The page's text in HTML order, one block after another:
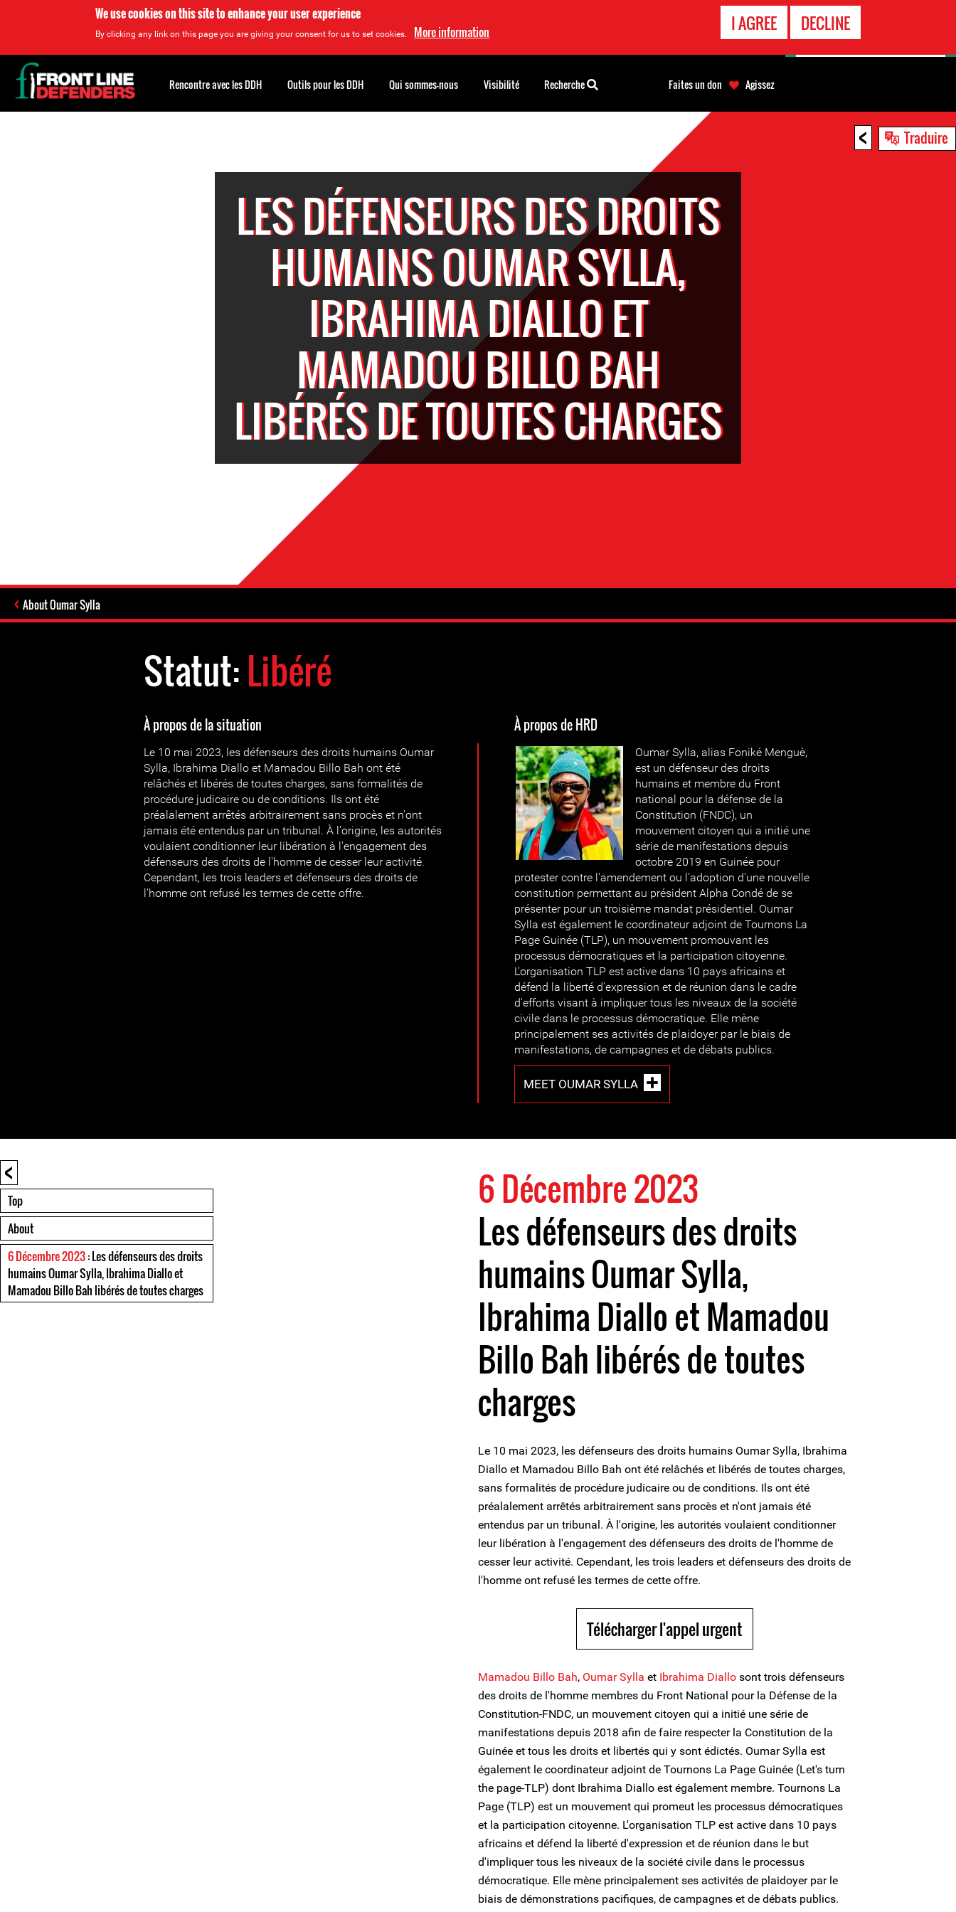
We use cookies on this site to enhance your user experience
By clicking any link on this page you are giving your consent for us to set cookies. More information I AGREE DECLINE
< Traduire
LES DÉFENSEURS DES DROITS
HUMAINS OUMAR SYLLA,
IBRAHIMA DIALLO ET
MAMADOU BILLO BAH
LIBÉRÉS DE TOUTES CHARGES
About Oumar Sylla
Statut:Libéré
À propos de la situation
Le 10 mai 2023, les défenseurs des droits humains Oumar
Sylla, Ibrahima Diallo et Mamadou Billo Bah ont été
relâchés et libérés de toutes charges, sans formalités de
procédure judicaire ou de conditions. Ils ont été
préalalement arrêtés arbitrairement sans procès et n'ont
jamais été entendus par un tribunal. À l'origine, les autorités
voulaient conditionner leur libération à l'engagement des
défenseurs des droits de l'homme de cesser leur activité.
Cependant, les trois leaders et défenseurs des droits de
l'homme ont refusé les termes de cette offre.
À propos de HRD
Oumar Sylla, alias Foniké Menguè,
est un défenseur des droits
humains et membre du Front
national pour la défense de la
Constitution (FNDC), un
mouvement citoyen qui a initié une
série de manifestations depuis
octobre 2019 en Guinée pour
protester contre l'amendement ou l'adoption d'une nouvelle
constitution permettant au président Alpha Condé de se
présenter pour un troisième mandat présidentiel. Oumar
Sylla est également le coordinateur adjoint de Tournons La
Page Guinée (TLP), un mouvement promouvant les
processus démocratiques et la participation citoyenne.
L'organisation TLP est active dans 10 pays africains et
défend la liberté d'expression et de réunion dans le cadre
d'efforts visant à impliquer tous les niveaux de la société
civile dans le processus démocratique. Elle mène
principalement ses activités de plaidoyer par le biais de
manifestations, de campagnes et de débats publics.
MEET OUMAR SYLLA
<
Top
About
6 Décembre 2023: Les défenseurs des droits
humains Oumar Sylla, Ibrahima Diallo et
Mamadou Billo Bah libérés de toutes charges
6 Décembre 2023
Les défenseurs des droits
humains Oumar Sylla,
Ibrahima Diallo et Mamadou
Billo Bah libérés de toutes
charges
Le 10 mai 2023, les défenseurs des droits humains Oumar Sylla, Ibrahima
Diallo et Mamadou Billo Bah ont été relâchés et libérés de toutes charges,
sans formalités de procédure judicaire ou de conditions. Ils ont été
préalalement arrêtés arbitrairement sans procès et n'ont jamais été
entendus par un tribunal. À l'origine, les autorités voulaient conditionner
leur libération à l'engagement des défenseurs des droits de l'homme de
cesser leur activité. Cependant, les trois leaders et défenseurs des droits de
l'homme ont refusé les termes de cette offre.
Télécharger l'appel urgent
Mamadou Billo Bah, Oumar Sylla et Ibrahima Diallo sont trois défenseurs
des droits de l'homme membres du Front National pour la Défense de la
Constitution-FNDC, un mouvement citoyen qui a initié une série de
manifestations depuis 2018 afin de faire respecter la Constitution de la
Guinée et tous les droits et libertés qui y sont édictés. Oumar Sylla est
également le coordinateur adjoint de Tournons La Page Guinée (Let's turn
the page-TLP) dont Ibrahima Diallo est également membre. Tournons La
Page (TLP) est un mouvement qui promeut les processus démocratiques
et la participation citoyenne. L'organisation TLP est active dans 10 pays
africains et défend la liberté d'expression et de réunion dans le but
d'impliquer tous les niveaux de la société civile dans le processus
démocratique. Elle mène principalement ses activités de plaidoyer par le
biais de démonstrations pacifiques, de campagnes et de débats publics.
Back
to
top
Rencontre avec les DDH Outils pour les DDH Qui sommes-nous Visibilité Recherche Faites un don Agissez
D'URGENCE